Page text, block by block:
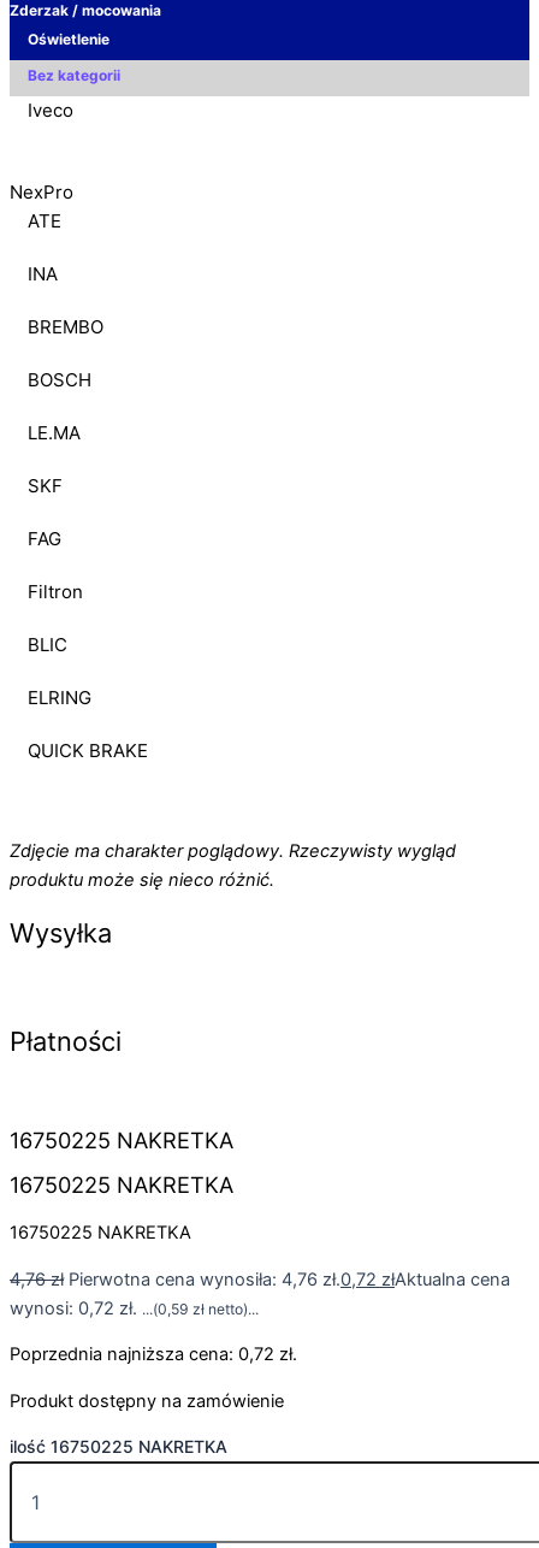
Zderzak / mocowania
Oświetlenie
Bez kategorii
Iveco
NexPro
ATE
INA
BREMBO
BOSCH
LE.MA
SKF
FAG
Filtron
BLIC
ELRING
QUICK BRAKE
Zdjęcie ma charakter poglądowy. Rzeczywisty wygląd
produktu może się nieco różnić.
Wysyłka
Płatności
16750225 NAKRETKA
16750225 NAKRETKA
16750225 NAKRETKA
4,76zł Pierwotna cena wynosiła: 4,76 zł.0,72 złAktualna cena
wynosi: 0,72 zł. ...(0,59 zł netto)...
Poprzednia najniższa cena: 0,72 zł.
Produkt dostępny na zamówienie
ilość 16750225 NAKRETKA